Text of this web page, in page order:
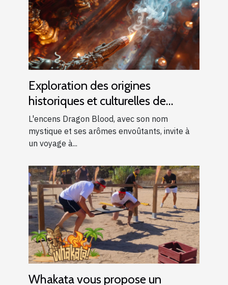
Exploration des origines
historiques et culturelles de
l'encens Dragon Blood
L'encens Dragon Blood, avec son nom
mystique et ses arômes envoûtants, invite à
un voyage à...
Whakata vous propose un